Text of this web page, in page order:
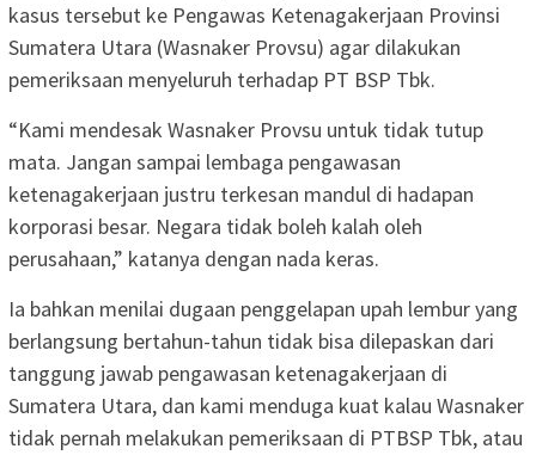
kasus tersebut ke Pengawas Ketenagakerjaan Provinsi
Sumatera Utara (Wasnaker Provsu) agar dilakukan
pemeriksaan menyeluruh terhadap PT BSP Tbk.
“Kami mendesak Wasnaker Provsu untuk tidak tutup
mata. Jangan sampai lembaga pengawasan
ketenagakerjaan justru terkesan mandul di hadapan
korporasi besar. Negara tidak boleh kalah oleh
perusahaan,” katanya dengan nada keras.
Ia bahkan menilai dugaan penggelapan upah lembur yang
berlangsung bertahun-tahun tidak bisa dilepaskan dari
tanggung jawab pengawasan ketenagakerjaan di
Sumatera Utara, dan kami menduga kuat kalau Wasnaker
tidak pernah melakukan pemeriksaan di PTBSP Tbk, atau